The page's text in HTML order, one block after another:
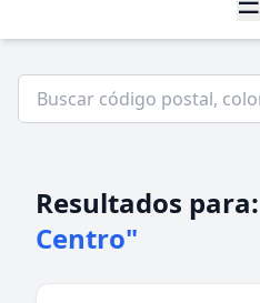
Resultados para:
Centro"